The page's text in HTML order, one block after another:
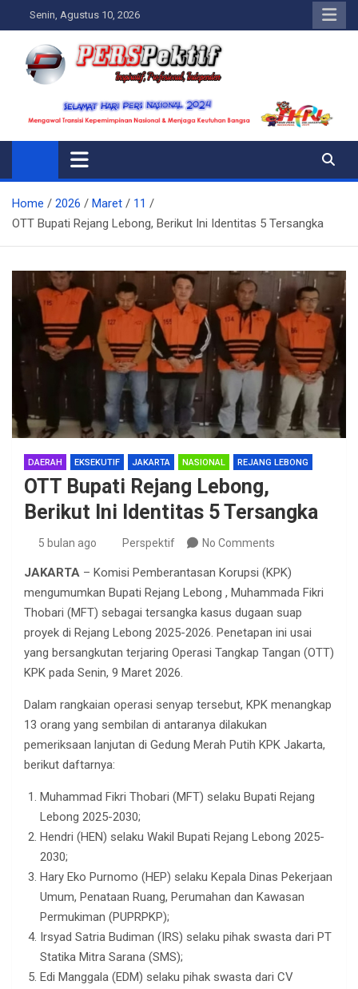
to
content
Senin, Agustus 10, 2026
Perspektif.today
Ispiratif Profesional Independen
Home 2026 Maret
11
OTT Bupati Rejang Lebong, Berikut Ini Identitas 5 Tersangka
DAERAH EKSEKUTIF JAKARTA NASIONAL REJANG LEBONG
OTT Bupati Rejang Lebong,
Berikut Ini Identitas 5 Tersangka
5 bulan ago Perspektif No Comments
JAKARTA – Komisi Pemberantasan Korupsi (KPK)
mengumumkan Bupati Rejang Lebong , Muhammada Fikri
Thobari (MFT) sebagai tersangka kasus dugaan suap
proyek di Rejang Lebong 2025-2026. Penetapan ini usai
yang bersangkutan terjaring Operasi Tangkap Tangan (OTT)
KPK pada Senin, 9 Maret 2026.
Dalam rangkaian operasi senyap tersebut, KPK menangkap
13 orang yang sembilan di antaranya dilakukan
pemeriksaan lanjutan di Gedung Merah Putih KPK Jakarta,
berikut daftarnya:
Muhammad Fikri Thobari (MFT) selaku Bupati Rejang
Lebong 2025-2030;
Hendri (HEN) selaku Wakil Bupati Rejang Lebong 2025-
2030;
Hary Eko Purnomo (HEP) selaku Kepala Dinas Pekerjaan
Umum, Penataan Ruang, Perumahan dan Kawasan
Permukiman (PUPRPKP);
Irsyad Satria Budiman (IRS) selaku pihak swasta dari PT
Statika Mitra Sarana (SMS);
Edi Manggala (EDM) selaku pihak swasta dari CV